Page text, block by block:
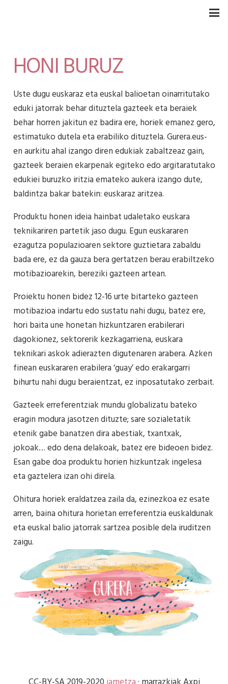
HONI BURUZ
Uste dugu euskaraz eta euskal balioetan oinarritutako
eduki jatorrak behar dituztela gazteek eta beraiek
behar horren jakitun ez badira ere, horiek emanez gero,
estimatuko dutela eta erabiliko dituztela. Gurera.eus-
en aurkitu ahal izango diren edukiak zabaltzeaz gain,
gazteek beraien ekarpenak egiteko edo argitaratutako
edukiei buruzko iritzia emateko aukera izango dute,
baldintza bakar batekin: euskaraz aritzea.
Produktu honen ideia hainbat udaletako euskara
teknikariren partetik jaso dugu. Egun euskararen
ezagutza populazioaren sektore guztietara zabaldu
bada ere, ez da gauza bera gertatzen berau erabiltzeko
motibazioarekin, bereziki gazteen artean.
Proiektu honen bidez 12-16 urte bitarteko gazteen
motibazioa indartu edo sustatu nahi dugu, batez ere,
hori baita une honetan hizkuntzaren erabilerari
dagokionez, sektorerik kezkagarriena, euskara
teknikari askok adierazten digutenaren arabera. Azken
finean euskararen erabilera ‘guay’ edo erakargarri
bihurtu nahi dugu beraientzat, ez inposatutako zerbait.
Gazteek erreferentziak mundu globalizatu bateko
eragin modura jasotzen dituzte; sare sozialetatik
etenik gabe banatzen dira abestiak, txantxak,
jokoak… edo dena delakoak, batez ere bideoen bidez.
Esan gabe doa produktu horien hizkuntzak ingelesa
eta gaztelera izan ohi direla.
Ohitura horiek eraldatzea zaila da, ezinezkoa ez esate
arren, baina ohitura horietan erreferentzia euskaldunak
eta euskal balio jatorrak sartzea posible dela iruditzen
zaigu.